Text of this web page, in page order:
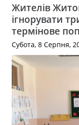
Жителів
ігнорувати
термінове
Субота, 8 Серпня,